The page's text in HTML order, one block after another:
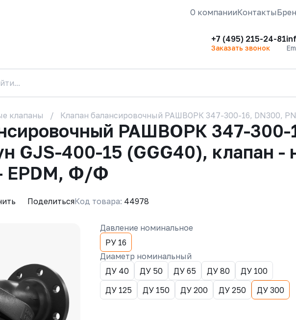
О компанииКонтакты
+7 (495) 215-24-81
Заказать звонок
клапаны Клапан балансировочный РАШВОРК 347-300-16, DN300,
РАШВОРК 347-300-
GJS-400-15 (GGG40), клапан -
EPDM, Ф/Ф
ПоделитьсяКод товара: 44978
Давление номинальное
РУ 16
Диаметр номинальный
ДУ 40
ДУ 50 ДУ 65 ДУ 80
ДУ 100
ДУ 125
ДУ 150 ДУ 200 ДУ 250 ДУ 300